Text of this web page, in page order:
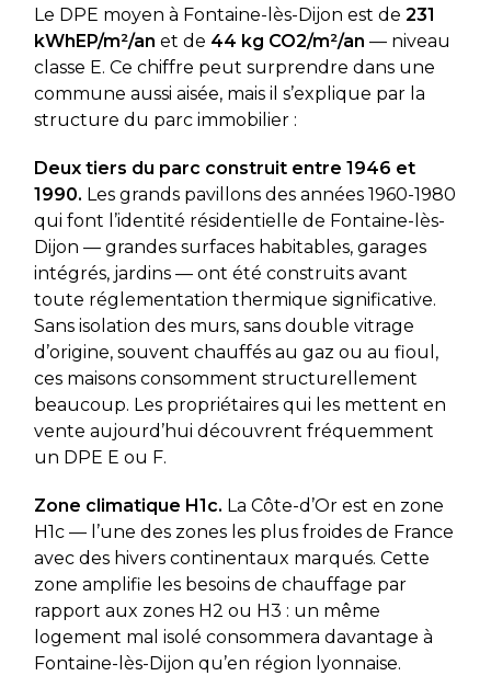
Le DPE moyen à Fontaine-lès-Dijon est de 231
kWhEP/m²/an et de 44 kg CO2/m²/an — niveau
classe E. Ce chiffre peut surprendre dans une
commune aussi aisée, mais il s’explique par la
structure du parc immobilier :
Deux tiers du parc construit entre 1946 et
1990. Les grands pavillons des années 1960-1980
qui font l’identité résidentielle de Fontaine-lès-
Dijon — grandes surfaces habitables, garages
intégrés, jardins — ont été construits avant
toute réglementation thermique significative.
Sans isolation des murs, sans double vitrage
d’origine, souvent chauffés au gaz ou au fioul,
ces maisons consomment structurellement
beaucoup. Les propriétaires qui les mettent en
vente aujourd’hui découvrent fréquemment
un DPE E ou F.
Zone climatique H1c. La Côte-d’Or est en zone
H1c — l’une des zones les plus froides de France
avec des hivers continentaux marqués. Cette
zone amplifie les besoins de chauffage par
rapport aux zones H2 ou H3 : un même
logement mal isolé consommera davantage à
Fontaine-lès-Dijon qu’en région lyonnaise.